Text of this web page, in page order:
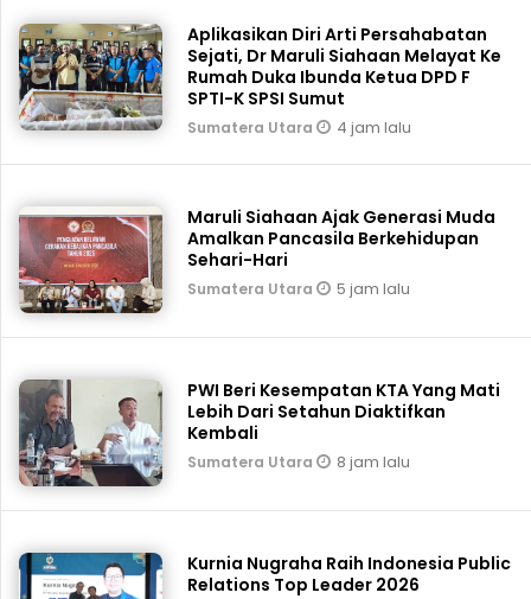
Aplikasikan Diri Arti Persahabatan
Sejati, Dr Maruli Siahaan Melayat Ke
Rumah Duka Ibunda Ketua DPD F
SPTI-K SPSI Sumut
Sumatera Utara 4 jam lalu
Maruli Siahaan Ajak Generasi Muda
Amalkan Pancasila Berkehidupan
Sehari-Hari
Sumatera Utara 5 jam lalu
PWI Beri Kesempatan KTA Yang Mati
Lebih Dari Setahun Diaktifkan
Kembali
Sumatera Utara 8 jam lalu
Kurnia Nugraha Raih Indonesia Public
Relations Top Leader 2026